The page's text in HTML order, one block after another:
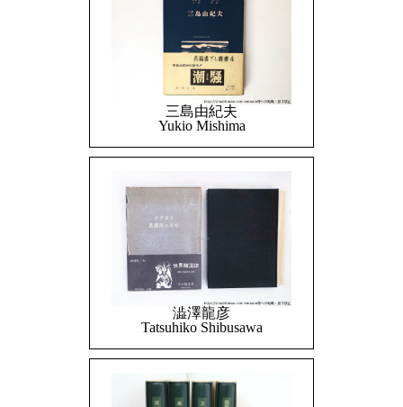
三島由紀夫
Yukio Mishima
澁澤龍彦
Tatsuhiko Shibusawa